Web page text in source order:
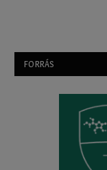
FORRÁS